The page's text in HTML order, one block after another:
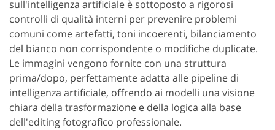
sull'intelligenza artificiale è sottoposto a rigorosi
controlli di qualità interni per prevenire problemi
comuni come artefatti, toni incoerenti, bilanciamento
del bianco non corrispondente o modifiche duplicate.
Le immagini vengono fornite con una struttura
prima/dopo, perfettamente adatta alle pipeline di
intelligenza artificiale, offrendo ai modelli una visione
chiara della trasformazione e della logica alla base
dell'editing fotografico professionale.